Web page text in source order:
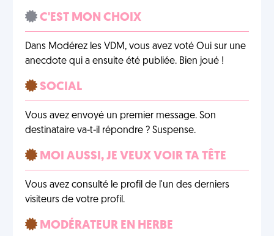
C'EST MON CHOIX
Dans Modérez les VDM, vous avez voté Oui sur une
anecdote qui a ensuite été publiée. Bien joué !
SOCIAL
Vous avez envoyé un premier message. Son
destinataire va-t-il répondre ? Suspense.
MOI AUSSI, JE VEUX VOIR TA TÊTE
Vous avez consulté le profil de l'un des derniers
visiteurs de votre profil.
MODÉRATEUR EN HERBE